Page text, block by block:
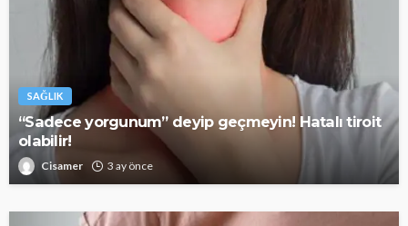
SAĞLIK
“Sadece yorgunum” deyip geçmeyin! Hatalı tiroit
olabilir!
Cisamer 3 ay önce